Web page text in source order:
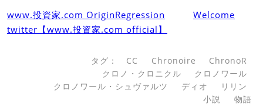
www.投資家.com OriginRegression
Welcome
twitter【www.投資家.com official】
タグ： CC Chronoire
ChronoR
クロノ・クロニクル
クロノワール
クロノワール・シュヴァルツ
ディオ
リリン
小説
物語